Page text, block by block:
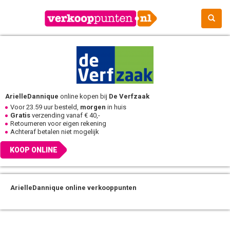
ArielleDannique online kopen bij De Verfzaak
Voor 23.59 uur besteld, morgen in huis
Gratis verzending vanaf € 40,-
Retourneren voor eigen rekening
Achteraf betalen niet mogelijk
KOOP ONLINE
ArielleDannique online verkooppunten